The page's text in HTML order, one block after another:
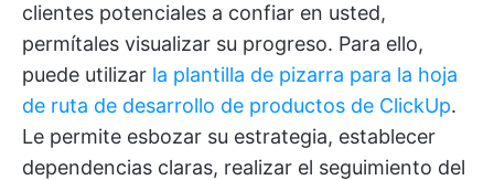
clientes potenciales a confiar en usted,
permítales visualizar su progreso. Para ello,
puede utilizar la plantilla de pizarra para la hoja
de ruta de desarrollo de productos de ClickUp.
Le permite esbozar su estrategia, establecer
dependencias claras, realizar el seguimiento del